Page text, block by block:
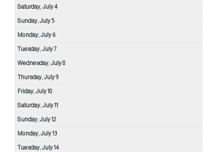
Saturday,July4
Sunday,July 5
Monday,July 6
Tuesday,July7
Wednesday,July8
Thursday,July9
Friday,July10
Saturday,July11
Sunday,July12
Monday,July13
Tuesday,July14